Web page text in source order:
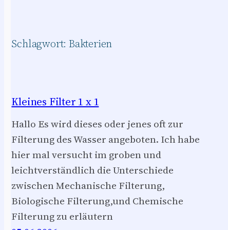
Schlagwort: Bakterien
Kleines Filter 1 x 1
Hallo Es wird dieses oder jenes oft zur
Filterung des Wasser angeboten. Ich habe
hier mal versucht im groben und
leichtverständlich die Unterschiede
zwischen Mechanische Filterung,
Biologische Filterung,und Chemische
Filterung zu erläutern